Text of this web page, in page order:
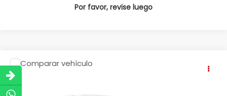
Por favor, revise luego
2026Honda CRVCR-V TOURING CVT 2026
Honda Pedregal
Precio: Llámanos Para Obtener el Precio
Comparar vehículo